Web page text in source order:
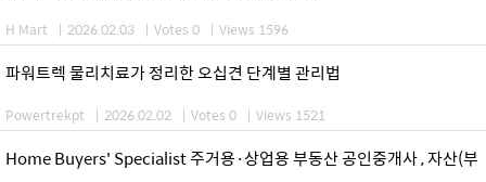
H Mart | 2026.02.03 | Votes 0 | Views 1596
파워트렉 물리치료가 정리한 오십견 단계별 관리법
Powertrekpt | 2026.02.02 | Votes 0 | Views 1521
Home Buyers' Specialist 주거용·상업용 부동산 공인중개사 , 자산(부